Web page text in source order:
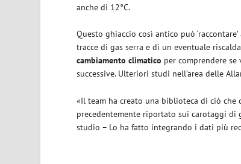
anche di 12°C.
Questo ghiaccio così antico può
tracce di gas serra e di un eventuale
cambiamento climatico per comprendere
successive. Ulteriori studi nell’area delle
«Il team ha creato una biblioteca di ciò che
precedentemente riportato sui carotaggi di
studio – Lo ha fatto integrando i dati più